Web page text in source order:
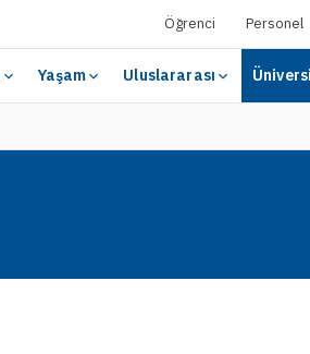
Öğrenci Personel
Yaşam Uluslararası